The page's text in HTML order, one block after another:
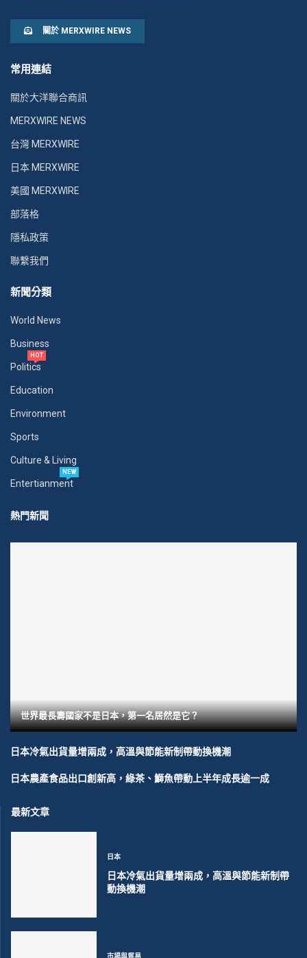
關於 MERXWIRE NEWS
常用連結
關於大洋聯合商訊
MERXWIRE NEWS
台灣 MERXWIRE
日本 MERXWIRE
美國 MERXWIRE
部落格
隱私政策
聯繫我們
新聞分類
World News
Business
Politics
HOT
Education
Environment
Sports
Culture & Living
Entertianment
NEW
熱門新聞
世界最長壽國家不是日本，第一名居然是它？
日本冷氣出貨量增兩成，高溫與節能新制帶動換機潮
日本農產食品出口創新高，綠茶、鰤魚帶動上半年成長逾一成
最新文章
日本
日本冷氣出貨量增兩成，高溫與節能新制帶
動換機潮
市場與貿易